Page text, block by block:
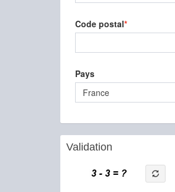
Code postal
Pays
France
Validation